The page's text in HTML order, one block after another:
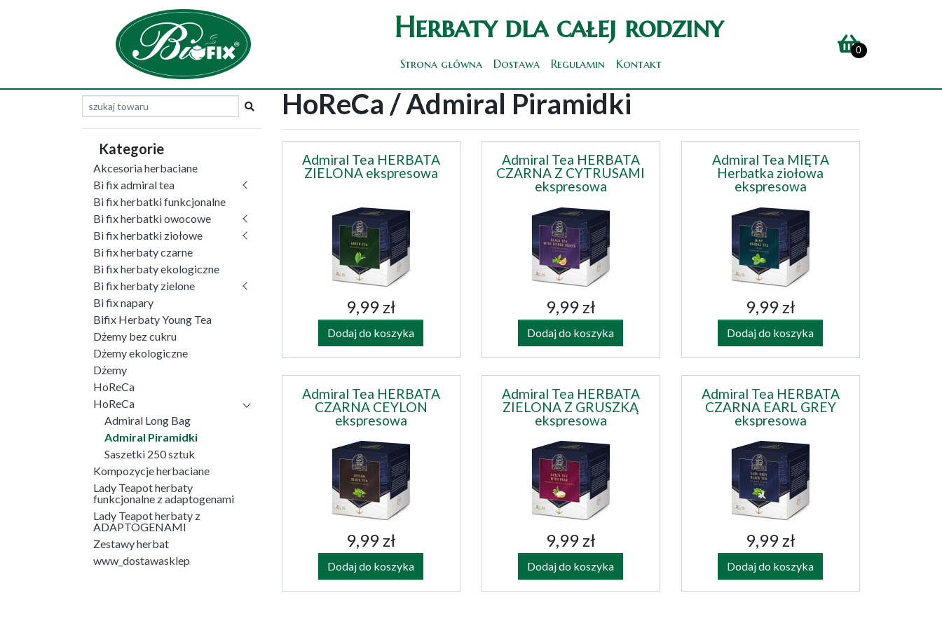
Herbaty dla całej rodziny
Strona główna Dostawa Regulamin Kontakt
0
Kategorie
Akcesoria herbaciane
Bi fix admiral tea
Bi fix herbatki funkcjonalne
Bi fix herbatki owocowe
Bi fix herbatki ziołowe
Bi fix herbaty czarne
Bi fix herbaty ekologiczne
Bi fix herbaty zielone
Bi fix napary
Bifix Herbaty Young Tea
Dżemy bez cukru
Dżemy ekologiczne
Dżemy
HoReCa
HoReCa
Admiral Long Bag
Admiral Piramidki
Saszetki 250 sztuk
Kompozycje herbaciane
Lady Teapot herbaty
funkcjonalne z adaptogenami
Lady Teapot herbaty z
ADAPTOGENAMI
Zestawy herbat
www_dostawasklep
HoReCa / Admiral Piramidki
Admiral Tea HERBATA
ZIELONA ekspresowa
9,99 zł
Dodaj do koszyka
Admiral Tea HERBATA
CZARNA Z CYTRUSAMI
ekspresowa
9,99 zł
Dodaj do koszyka
Admiral Tea MIĘTA
Herbatka ziołowa
ekspresowa
9,99 zł
Dodaj do koszyka
Admiral Tea HERBATA
CZARNA CEYLON
ekspresowa
9,99 zł
Dodaj do koszyka
Admiral Tea HERBATA
ZIELONA Z GRUSZKĄ
ekspresowa
9,99 zł
Dodaj do koszyka
Admiral Tea HERBATA
CZARNA EARL GREY
ekspresowa
9,99 zł
Dodaj do koszyka